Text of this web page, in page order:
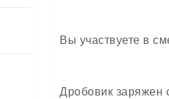
Вы участвуете в
Дробовик заряжен